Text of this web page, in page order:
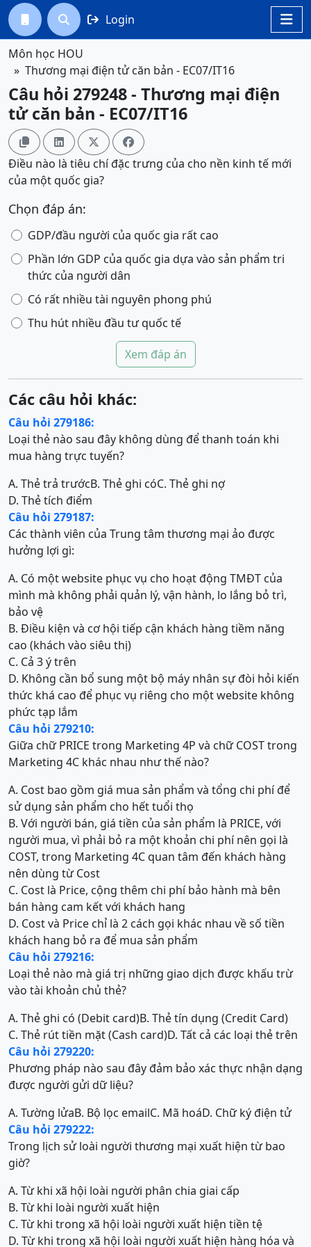

  Login
Môn học HOU
Thương mại điện tử căn bản - EC07/IT16
Câu hỏi 279248 - Thương mại điện
tử căn bản - EC07/IT16
   
Điều nào là tiêu chí đặc trưng của cho nền kinh tế mới
của một quốc gia?
Chọn đáp án:
GDP/đầu người của quốc gia rất cao
Phần lớn GDP của quốc gia dựa vào sản phẩm tri
thức của người dân
Có rất nhiều tài nguyên phong phú
Thu hút nhiều đầu tư quốc tế
Xem đáp án
Các câu hỏi khác:
Câu hỏi 279186:
Loại thẻ nào sau đây không dùng để thanh toán khi
mua hàng trực tuyến?
A. Thẻ trả trướcB. Thẻ ghi cóC. Thẻ ghi nợ
D. Thẻ tích điểm
Câu hỏi 279187:
Các thành viên của Trung tâm thương mại ảo được
hưởng lợi gì:
A. Có một website phục vụ cho hoạt động TMĐT của
mình mà không phải quản lý, vận hành, lo lắng bỏ trì,
bảo vệ
B. Điều kiện và cơ hội tiếp cận khách hàng tiềm năng
cao (khách vào siêu thị)
C. Cả 3 ý trên
D. Không cần bổ sung một bộ máy nhân sự đòi hỏi kiến
thức khá cao để phục vụ riêng cho một website không
phức tạp lắm
Câu hỏi 279210:
Giữa chữ PRICE trong Marketing 4P và chữ COST trong
Marketing 4C khác nhau như thế nào?
A. Cost bao gồm giá mua sản phẩm và tổng chi phí để
sử dụng sản phẩm cho hết tuổi thọ
B. Với người bán, giá tiền của sản phẩm là PRICE, với
người mua, vì phải bỏ ra một khoản chi phí nên gọi là
COST, trong Marketing 4C quan tâm đến khách hàng
nên dùng từ Cost
C. Cost là Price, cộng thêm chi phí bảo hành mà bên
bán hàng cam kết với khách hang
D. Cost và Price chỉ là 2 cách gọi khác nhau về số tiền
khách hang bỏ ra để mua sản phẩm
Câu hỏi 279216:
Loại thẻ nào mà giá trị những giao dịch được khấu trừ
vào tài khoản chủ thẻ?
A. Thẻ ghi có (Debit card)B. Thẻ tín dụng (Credit Card)
C. Thẻ rút tiền mặt (Cash card)D. Tất cả các loại thẻ trên
Câu hỏi 279220:
Phương pháp nào sau đây đảm bảo xác thực nhận dạng
được người gửi dữ liệu?
A. Tường lửaB. Bộ lọc emailC. Mã hoáD. Chữ ký điện tử
Câu hỏi 279222:
Trong lịch sử loài người thương mại xuất hiện từ bao
giờ?
A. Từ khi xã hội loài người phân chia giai cấp
B. Từ khi loài người xuất hiện
C. Từ khi trong xã hội loài người xuất hiện tiền tệ
D. Từ khi trong xã hội loài người xuất hiện hàng hóa và